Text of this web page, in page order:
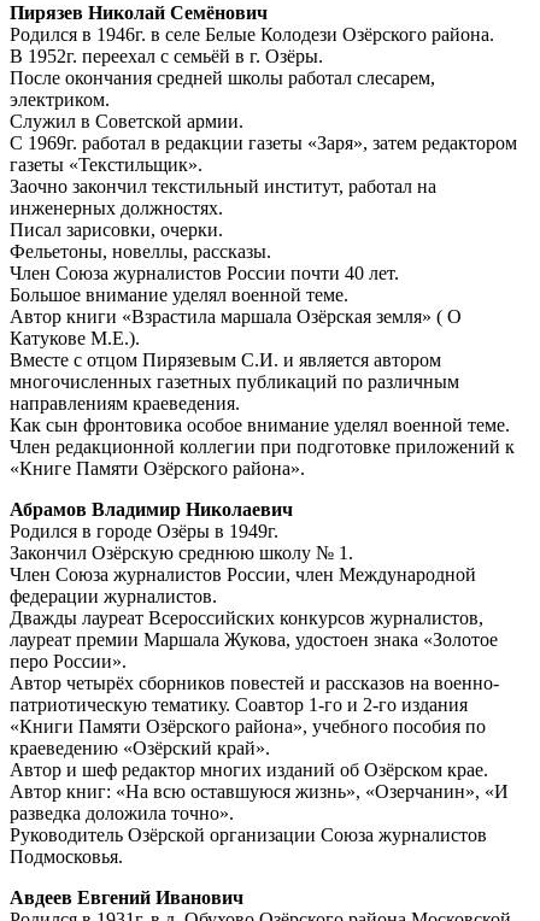
Пирязев Николай Семёнович
Родился в 1946г. в селе Белые Колодези Озёрского района.
В 1952г. переехал с семьёй в г. Озёры.
После окончания средней школы работал слесарем,
электриком.
Служил в Советской армии.
С 1969г. работал в редакции газеты «Заря», затем редактором
газеты «Текстильщик».
Заочно закончил текстильный институт, работал на
инженерных должностях.
Писал зарисовки, очерки.
Фельетоны, новеллы, рассказы.
Член Союза журналистов России почти 40 лет.
Большое внимание уделял военной теме.
Автор книги «Взрастила маршала Озёрская земля» ( О
Катукове М.Е.).
Вместе с отцом Пирязевым С.И. и является автором
многочисленных газетных публикаций по различным
направлениям краеведения.
Как сын фронтовика особое внимание уделял военной теме.
Член редакционной коллегии при подготовке приложений к
«Книге Памяти Озёрского района».
Абрамов Владимир Николаевич
Родился в городе Озёры в 1949г.
Закончил Озёрскую среднюю школу № 1.
Член Союза журналистов России, член Международной
федерации журналистов.
Дважды лауреат Всероссийских конкурсов журналистов,
лауреат премии Маршала Жукова, удостоен знака «Золотое
перо России».
Автор четырёх сборников повестей и рассказов на военно-
патриотическую тематику. Соавтор 1-го и 2-го издания
«Книги Памяти Озёрского района», учебного пособия по
краеведению «Озёрский край».
Автор и шеф редактор многих изданий об Озёрском крае.
Автор книг: «На всю оставшуюся жизнь», «Озерчанин», «И
разведка доложила точно».
Руководитель Озёрской организации Союза журналистов
Подмосковья.
Авдеев Евгений Иванович